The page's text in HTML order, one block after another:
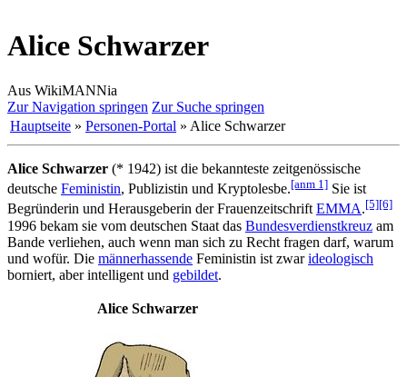
Alice Schwarzer
Aus WikiMANNia
Zur Navigation springen Zur Suche springen
Hauptseite » Personen-Portal » Alice Schwarzer
Alice Schwarzer (* 1942) ist die bekannteste zeitgenössische
deutsche Feministin, Publizistin und Kryptolesbe.[anm 1] Sie ist
Begründerin und Herausgeberin der Frauen­zeitschriftEMMA.[5][6]
1996 bekam sie vom deutschen Staat das Bundesverdienstkreuz am
Bande verliehen, auch wenn man sich zu Recht fragen darf, warum
und wofür. Die männerhassende Feministin ist zwarideologisch
borniert, aber intelligent und gebildet.
Alice Schwarzer